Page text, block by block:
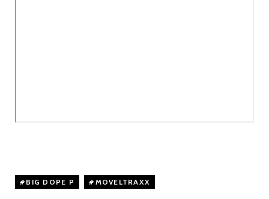
BIG DOPE P MOVELTRAXX